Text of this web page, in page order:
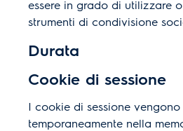
essere in grado di utilizzare
strumenti di condivisione
Durata
Cookie di sessione
I cookie di sessione
temporaneamente nella